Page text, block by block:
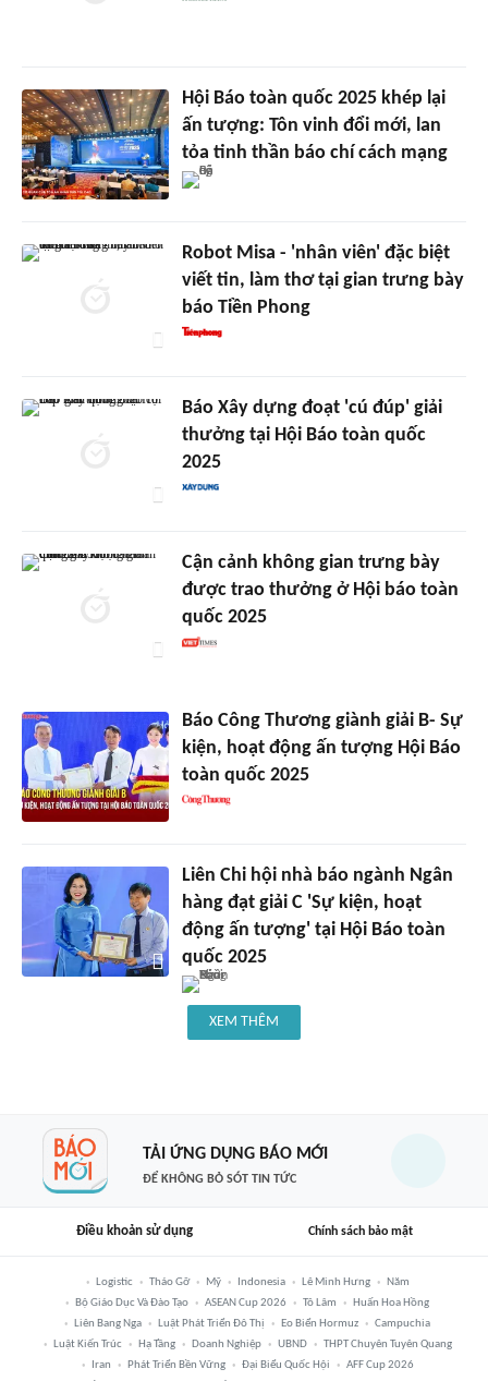
Hội Báo toàn quốc 2025 khép lại
ấn tượng: Tôn vinh đổi mới, lan
tỏa tinh thần báo chí cách mạng
Robot Misa - 'nhân viên' đặc biệt
viết tin, làm thơ tại gian trưng bày
báo Tiền Phong
Báo Xây dựng đoạt 'cú đúp' giải
thưởng tại Hội Báo toàn quốc
2025
Cận cảnh không gian trưng bày
được trao thưởng ở Hội báo toàn
quốc 2025
Báo Công Thương giành giải B- Sự
kiện, hoạt động ấn tượng Hội Báo
toàn quốc 2025
Liên Chi hội nhà báo ngành Ngân
hàng đạt giải C 'Sự kiện, hoạt
động ấn tượng' tại Hội Báo toàn
quốc 2025
XEM THÊM
TẢI ỨNG DỤNG BÁO MỚI
ĐỂ KHÔNG BỎ SÓT TIN TỨC
Điều khoản sử dụng Chính sách bảo mật
Logistic Tháo Gỡ Mỹ Indonesia Lê Minh Hưng
Năm
Bộ Giáo Dục Và Đào Tạo
ASEAN Cup 2026 Tô Lâm
Huấn Hoa Hồng
Liên Bang Nga
Luật Phát Triển Đô Thị Eo Biển Hormuz
Campuchia
Luật Kiến Trúc
Hạ Tầng Doanh Nghiệp UBND
THPT Chuyên Tuyên Quang
Iran
Phát Triển Bền Vững Đại Biểu Quốc Hội
AFF Cup 2026